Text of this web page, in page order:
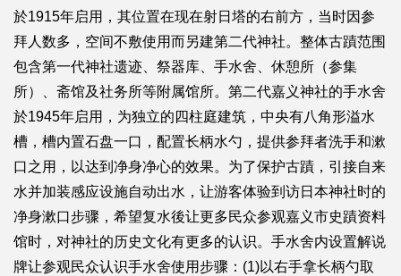
於1915年启用，其位置在现在射日塔的右前方，当时因参
拜人数多，空间不敷使用而另建第二代神社。整体古蹟范围
包含第一代神社遗迹、祭器库、手水舍、休憩所（参集
所）、斋馆及社务所等附属馆所。第二代嘉义神社的手水舍
於1945年启用，为独立的四柱庭建筑，中央有八角形溢水
槽，槽内置石盘一口，配置长柄水勺，提供参拜者洗手和漱
口之用，以达到净身净心的效果。为了保护古蹟，引接自来
水并加装感应设施自动出水，让游客体验到访日本神社时的
净身漱口步骤，希望复水後让更多民众参观嘉义市史蹟资料
馆时，对神社的历史文化有更多的认识。手水舍内设置解说
牌让参观民众认识手水舍使用步骤：(1)以右手拿长柄勺取